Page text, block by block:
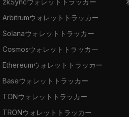
Arbitrumウォレットトラッカー
Solanaウォレットトラッカー
Cosmosウォレットトラッカー
Ethereumウォレットトラッカー
Baseウォレットトラッカー
TONウォレットトラッカー
TRONウォレットトラッカー